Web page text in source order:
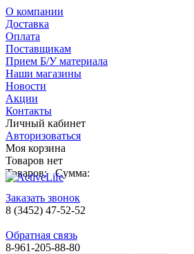
О компании
Доставка
Оплата
Поставщикам
Прием Б/У материала
Наши магазины
Новости
Акции
Контакты
Личный кабинет
Авторизоваться
Моя корзина
Товаров нет
Товаров: Сумма:
Заказать звонок
8 (3452) 47-52-52
Обратная связь
8-961-205-88-80